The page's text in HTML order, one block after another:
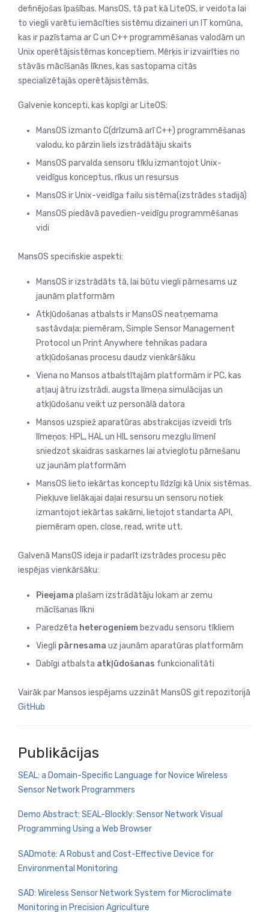
definējošas īpašības. MansOS, tā pat kā LiteOS, ir veidota lai
to viegli varētu iemācīties sistēmu dizaineri un IT komūna,
kas ir pazīstama ar C un C++ programmēšanas valodām un
Unix operētājsistēmas konceptiem. Mērķis ir izvairīties no
stāvās mācīšanās līknes, kas sastopama citās
specializētajās operētājsistēmās.
Galvenie koncepti, kas kopīgi ar LiteOS:
MansOS izmanto C(drīzumā arī C++) programmēšanas
valodu, ko pārzin liels izstrādātāju skaits
MansOS parvalda sensoru tīklu izmantojot Unix-
veidīgus konceptus, rīkus un resursus
MansOS ir Unix-veidīga failu sistēma(izstrādes stadijā)
MansOS piedāvā pavedien-veidīgu programmēšanas
vidi
MansOS specifiskie aspekti:
MansOS ir izstrādāts tā, lai būtu viegli pārnesams uz
jaunām platformām
Atkļūdošanas atbalsts ir MansOS neatņemama
sastāvdaļa; piemēram, Simple Sensor Management
Protocol un Print Anywhere tehnikas padara
atkļūdošanas procesu daudz vienkāršāku
Viena no Mansos atbalstītajām platformām ir PC, kas
atļauj ātru izstrādi, augsta līmeņa simulācijas un
atkļūdošanu veikt uz personālā datora
Mansos uzspiež aparatūras abstrakcijas izveidi trīs
līmeņos: HPL, HAL un HIL sensoru mezglu līmenī
sniedzot skaidras saskarnes lai atvieglotu pārnešanu
uz jaunām platformām
MansOS lieto iekārtas konceptu līdzīgi kā Unix sistēmas.
Piekļuve lielākajai daļai resursu un sensoru notiek
izmantojot iekārtas sakārni, lietojot standarta API,
piemēram open, close, read, write utt.
Galvenā MansOS ideja ir padarīt izstrādes procesu pēc
iespējas vienkāršāku:
Pieejama plašam izstrādātāju lokam ar zemu
mācīšanas līkni
Paredzēta heterogeniem bezvadu sensoru tīkliem
Viegli pārnesama uz jaunām aparatūras platformām
Dabīgi atbalsta atkļūdošanas funkcionalitāti
Vairāk par Mansos iespējams uzzināt MansOS git repozitorijā
GitHub
Publikācijas
SEAL: a Domain-Specific Language for Novice Wireless
Sensor Network Programmers
Demo Abstract: SEAL-Blockly: Sensor Network Visual
Programming Using a Web Browser
SADmote: A Robust and Cost-Effective Device for
Environmental Monitoring
SAD: Wireless Sensor Network System for Microclimate
Monitoring in Precision Agriculture